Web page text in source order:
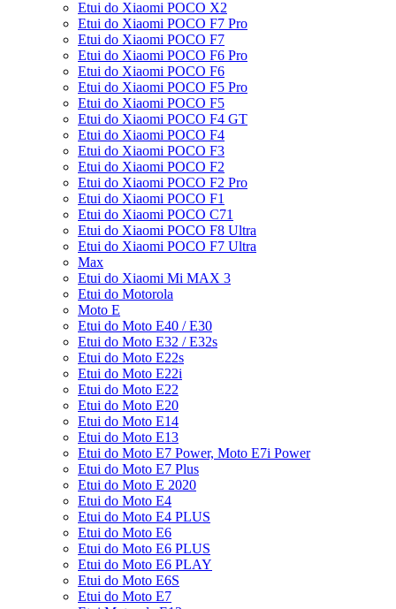
Etui do Xiaomi POCO X2
Etui do Xiaomi POCO F7 Pro
Etui do Xiaomi POCO F7
Etui do Xiaomi POCO F6 Pro
Etui do Xiaomi POCO F6
Etui do Xiaomi POCO F5 Pro
Etui do Xiaomi POCO F5
Etui do Xiaomi POCO F4 GT
Etui do Xiaomi POCO F4
Etui do Xiaomi POCO F3
Etui do Xiaomi POCO F2
Etui do Xiaomi POCO F2 Pro
Etui do Xiaomi POCO F1
Etui do Xiaomi POCO C71
Etui do Xiaomi POCO F8 Ultra
Etui do Xiaomi POCO F7 Ultra
Max
Etui do Xiaomi Mi MAX 3
Etui do Motorola
Moto E
Etui do Moto E40 / E30
Etui do Moto E32 / E32s
Etui do Moto E22s
Etui do Moto E22i
Etui do Moto E22
Etui do Moto E20
Etui do Moto E14
Etui do Moto E13
Etui do Moto E7 Power, Moto E7i Power
Etui do Moto E7 Plus
Etui do Moto E 2020
Etui do Moto E4
Etui do Moto E4 PLUS
Etui do Moto E6
Etui do Moto E6 PLUS
Etui do Moto E6 PLAY
Etui do Moto E6S
Etui do Moto E7